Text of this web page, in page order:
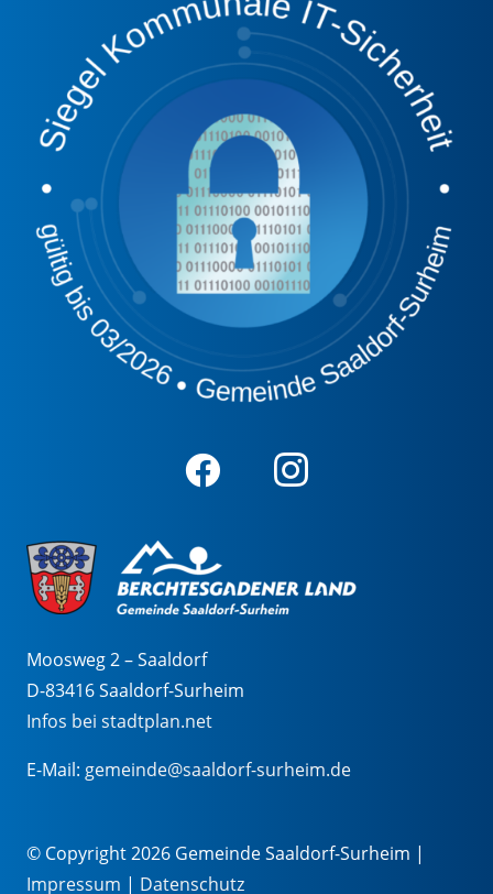
Moosweg 2 – Saaldorf
D-83416 Saaldorf-Surheim
Infos bei stadtplan.net
E-Mail: gemeinde@saaldorf-surheim.de
© Copyright 2026 Gemeinde Saaldorf-Surheim |
Impressum | Datenschutz